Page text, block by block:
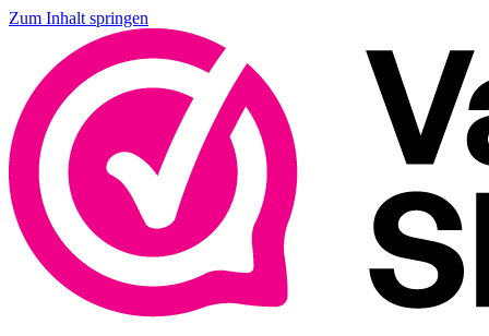
Zum Inhalt springen